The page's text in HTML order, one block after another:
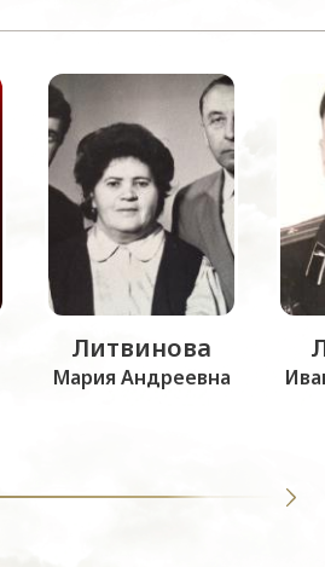
Литвинова
Мария Андреевна